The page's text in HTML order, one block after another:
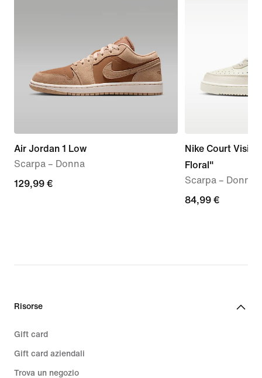
Air Jordan 1 Low
Scarpa – Donna
129,99
129,99 €
Nike Court
Floral"
Scarpa – Donna
84,99
84,99 €
Risorse
Gift card
Gift card aziendali
Trova un negozio